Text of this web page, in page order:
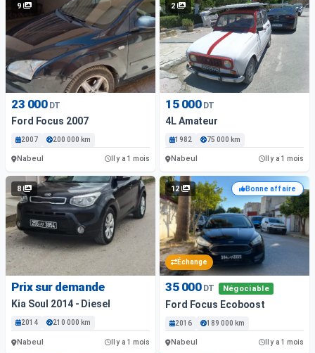
9
23 000 DT
Ford Focus 2007
2007 200 000 km
Nabeul Il y a 1 mois
2
15 000 DT
4L Amateur
1982 75 000 km
Nabeul Il y a 1 mois
8
Prix sur demande
Kia Soul 2014 - Diesel
2014 210 000 km
Nabeul Il y a 1 mois
12
Échange
Bonne affaire
35 000 DT Négociable
Ford Focus Ecoboost
2016 189 000 km
Nabeul Il y a 1 mois